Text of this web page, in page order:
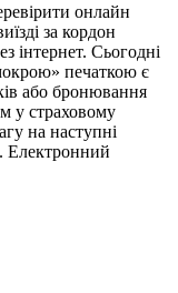
онлайн
за кордон
інтернет. Сьогодні
печаткою є
або бронювання
у страховому
на наступні
Електронний